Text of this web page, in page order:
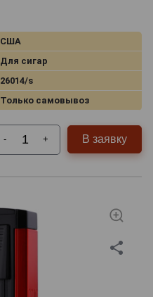
США
Для сигар
26014/s
Только самовывоз
- + В заявку